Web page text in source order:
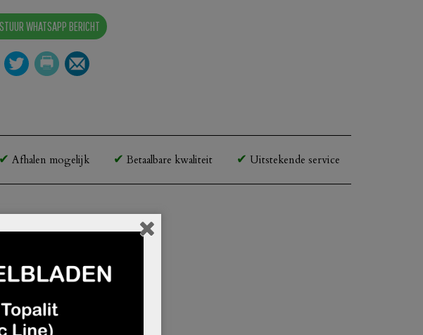
WHATSAPP BERICHT
Afhalen mogelijk Betaalbare kwaliteit Uitstekende service